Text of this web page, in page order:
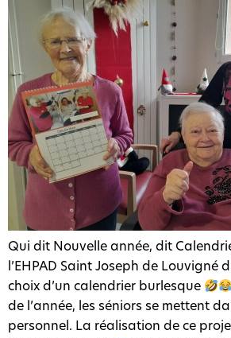
Qui dit Nouvelle année, dit
l’EHPAD Saint Joseph de Louvigné
choix d’un calendrier burlesque
de l’année, les séniors se mettent
personnel. La réalisation de ce